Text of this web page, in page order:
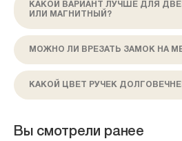
КАКОЙ ВАРИАНТ ЛУЧШЕ ДЛЯ
ИЛИ МАГНИТНЫЙ?
МОЖНО ЛИ ВРЕЗАТЬ ЗАМОК НА
КАКОЙ ЦВЕТ РУЧЕК
Вы смотрели ранее